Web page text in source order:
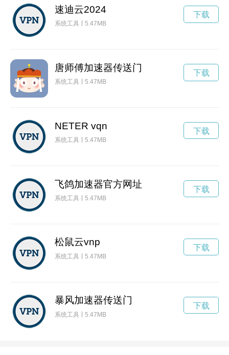
速迪云2024
系统工具 5.47MB
下载
唐师傅加速器传送门
系统工具 5.47MB
下载
NETER vqn
系统工具 5.47MB
下载
飞鸽加速器官方网址
系统工具 5.47MB
下载
松鼠云vnp
系统工具 5.47MB
下载
暴风加速器传送门
系统工具 5.47MB
下载